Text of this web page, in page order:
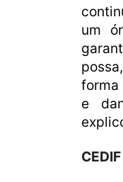
um
forma
e
CEDIF